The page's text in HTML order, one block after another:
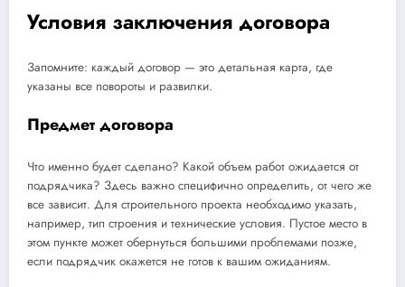
Условия заключения договора
Запомните: каждый договор — это детальная карта, где
указаны все повороты и развилки.
Предмет договора
Что именно будет сделано? Какой объем работ ожидается от
подрядчика? Здесь важно специфично определить, от чего же
все зависит. Для строительного проекта необходимо указать,
например, тип строения и технические условия. Пустое место в
этом пункте может обернуться большими проблемами позже,
если подрядчик окажется не готов к вашим ожиданиям.